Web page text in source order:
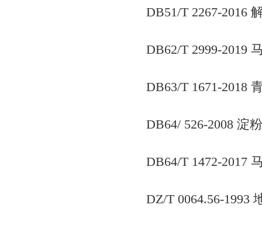
DB51/T 2267-2016
DB62/T 2999-2019
DB63/T 1671-2018
DB64/ 526-2008 淀
DB64/T 1472-2017
DZ/T 0064.56-1993